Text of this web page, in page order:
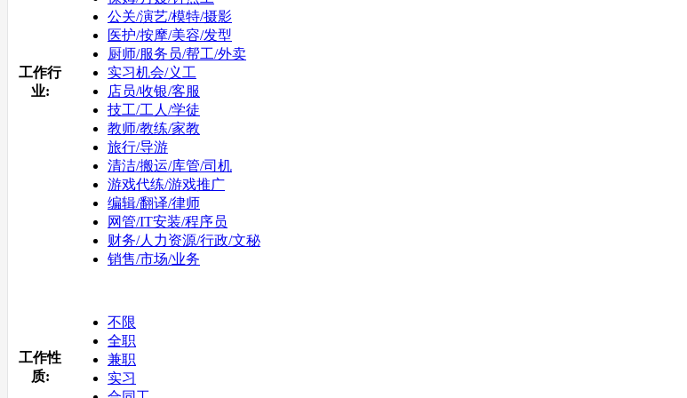
工作行
业:
公关/演艺/模特/摄影
医护/按摩/美容/发型
厨师/服务员/帮工/外卖
实习机会/义工
店员/收银/客服
技工/工人/学徒
教师/教练/家教
旅行/导游
清洁/搬运/库管/司机
游戏代练/游戏推广
编辑/翻译/律师
网管/IT安装/程序员
财务/人力资源/行政/文秘
销售/市场/业务
工作性
质:
不限
全职
兼职
实习